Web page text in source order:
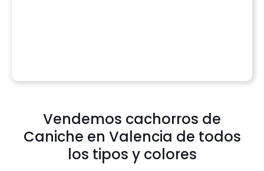
Vendemos cachorros de
Caniche en Valencia de todos
los tipos y colores